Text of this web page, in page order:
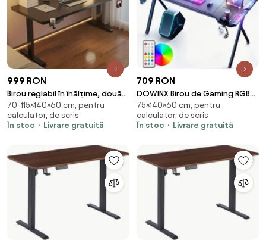
999 RON
Birou reglabil în înălțime, două
motoare electrice ridicare,
suport caști, suport pahar,
140x60 cm, Negru
70-115×140×60 cm, pentru
calculator, de scris
În stoc
Livrare gratuită
709 RON
DOWINX Birou de Gaming RGB
cu Iluminare Multicoloră și
Design din Fibră de Carbon,
Telecomanda, Mouse pad
75×140×60 cm, pentru
calculator, de scris
În stoc
Livrare gratuită